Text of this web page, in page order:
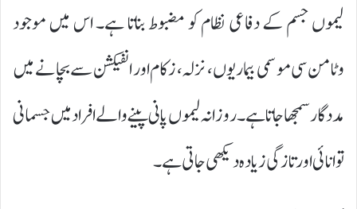
لیموں جسم کے دفاعی نظام کو مضبوط بناتا ہے۔ اس میں موجود
وٹامن سی موسمی بیماریوں، نزلہ، زکام اور انفیکشن سے بچانے میں
مددگار سمجھا جاتا ہے۔ روزانہ لیموں پانی پینے والے افراد میں جسمانی
توانائی اور تازگی زیادہ دیکھی جاتی ہے۔